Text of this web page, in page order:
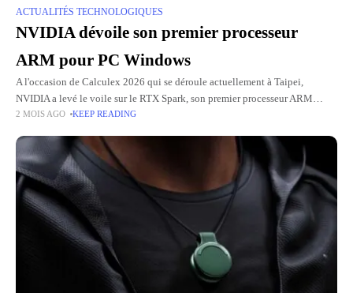
ACTUALITÉS TECHNOLOGIQUES
NVIDIA dévoile son premier processeur
ARM pour PC Windows
A l'occasion de Calculex 2026 qui se déroule actuellement à Taipei,
NVIDIA a levé le voile sur le RTX Spark, son premier processeur ARM
destiné aux PC Windows grand public.
2 MOIS AGO KEEP READING